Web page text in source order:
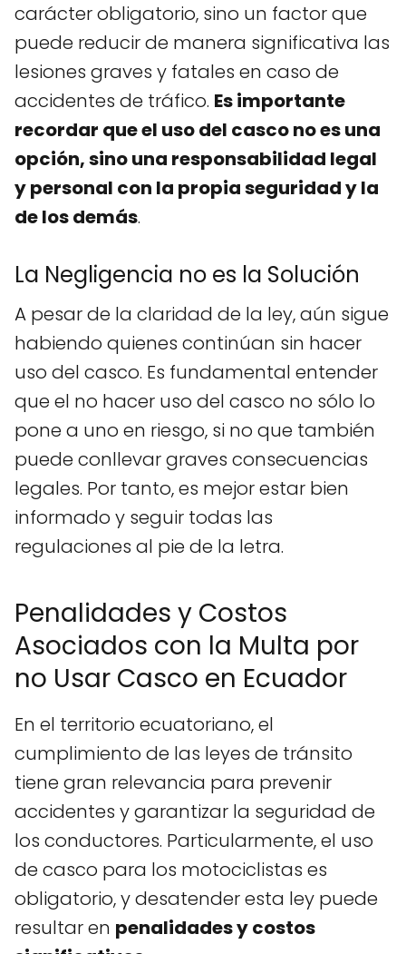
carácter obligatorio, sino un factor que
puede reducir de manera significativa las
lesiones graves y fatales en caso de
accidentes de tráfico. Es importante
recordar que el uso del casco no es una
opción, sino una responsabilidad legal
y personal con la propia seguridad y la
de los demás.
La Negligencia no es la Solución
A pesar de la claridad de la ley, aún sigue
habiendo quienes continúan sin hacer
uso del casco. Es fundamental entender
que el no hacer uso del casco no sólo lo
pone a uno en riesgo, si no que también
puede conllevar graves consecuencias
legales. Por tanto, es mejor estar bien
informado y seguir todas las
regulaciones al pie de la letra.
Penalidades y Costos
Asociados con la Multa por
no Usar Casco en Ecuador
En el territorio ecuatoriano, el
cumplimiento de las leyes de tránsito
tiene gran relevancia para prevenir
accidentes y garantizar la seguridad de
los conductores. Particularmente, el uso
de casco para los motociclistas es
obligatorio, y desatender esta ley puede
resultar en penalidades y costos